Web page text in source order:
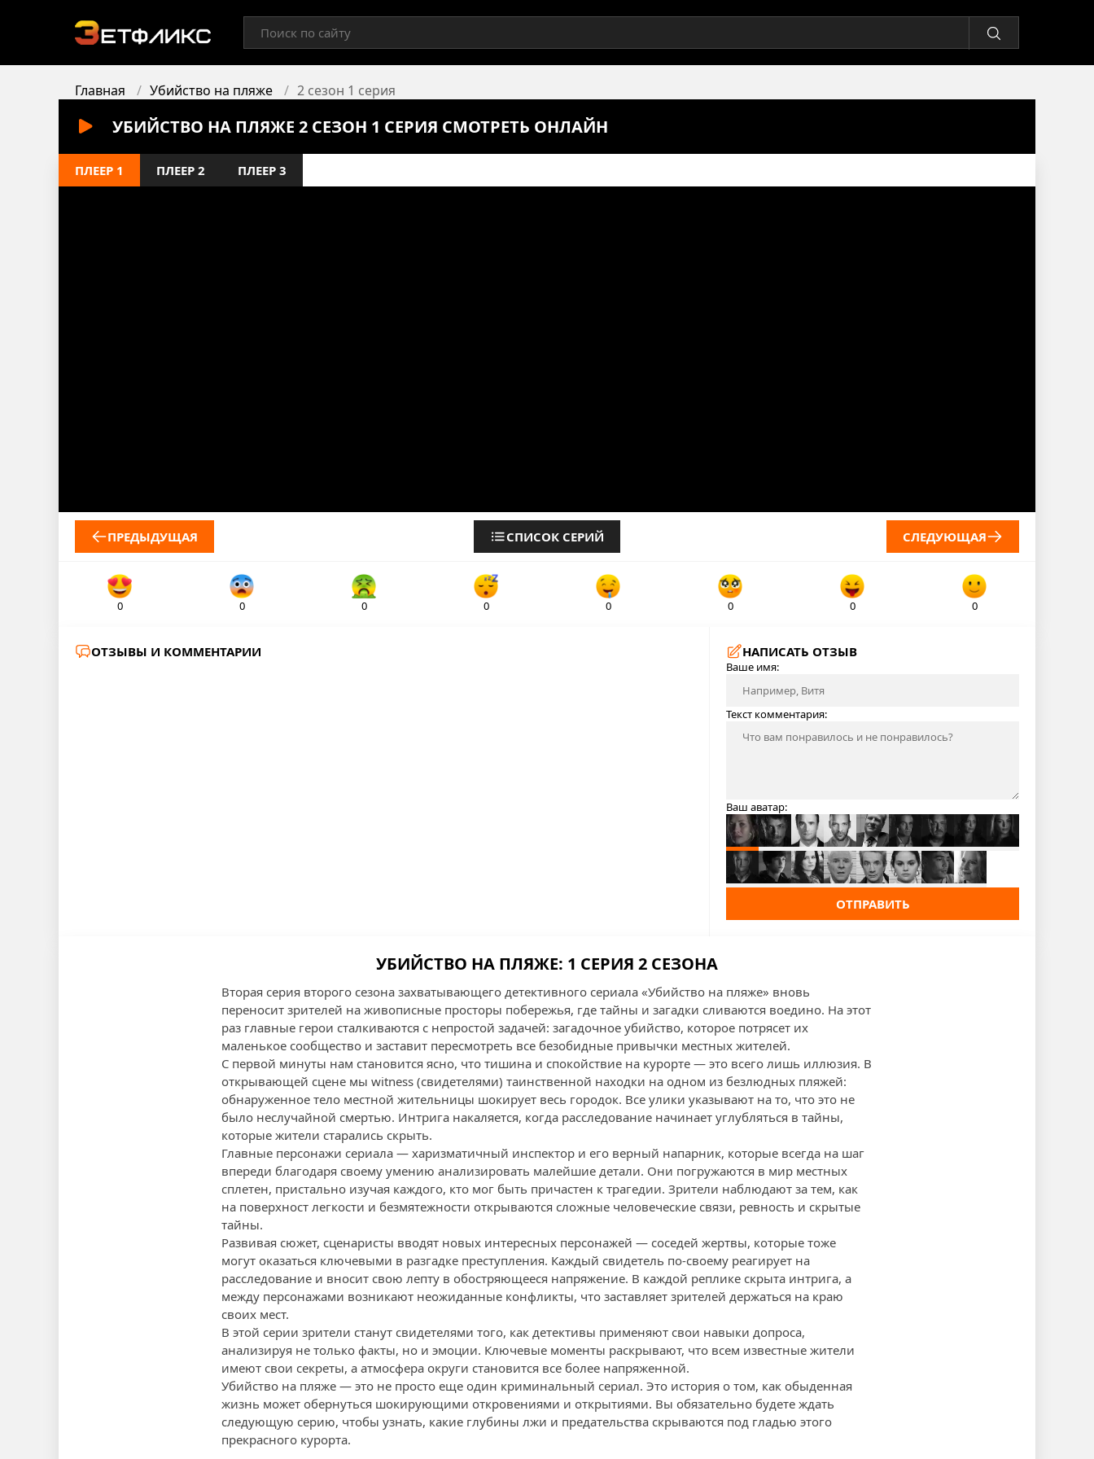
Главная Убийство на пляже 2 сезон 1 серия
УБИЙСТВО НА ПЛЯЖЕ 2 СЕЗОН 1 СЕРИЯ СМОТРЕТЬ ОНЛАЙН
ПЛЕЕР 1 ПЛЕЕР 2 ПЛЕЕР 3
ПРЕДЫДУЩАЯ СПИСОК СЕРИЙ СЛЕДУЮЩАЯ
0 0 0 0 0 0 0 0
ОТЗЫВЫ И КОММЕНТАРИИ НАПИСАТЬ ОТЗЫВ
Ваше имя:
Текст комментария:
Ваш аватар:
ОТПРАВИТЬ
УБИЙСТВО НА ПЛЯЖЕ: 1 СЕРИЯ 2 СЕЗОНА
Вторая серия второго сезона захватывающего детективного сериала «Убийство на пляже» вновь
переносит зрителей на живописные просторы побережья, где тайны и загадки сливаются воедино. На этот
раз главные герои сталкиваются с непростой задачей: загадочное убийство, которое потрясет их
маленькое сообщество и заставит пересмотреть все безобидные привычки местных жителей.
С первой минуты нам становится ясно, что тишина и спокойствие на курорте — это всего лишь иллюзия. В
открывающей сцене мы witness (свидетелями) таинственной находки на одном из безлюдных пляжей:
обнаруженное тело местной жительницы шокирует весь городок. Все улики указывают на то, что это не
было неслучайной смертью. Интрига накаляется, когда расследование начинает углубляться в тайны,
которые жители старались скрыть.
Главные персонажи сериала — харизматичный инспектор и его верный напарник, которые всегда на шаг
впереди благодаря своему умению анализировать малейшие детали. Они погружаются в мир местных
сплетен, пристально изучая каждого, кто мог быть причастен к трагедии. Зрители наблюдают за тем, как
на поверхност легкости и безмятежности открываются сложные человеческие связи, ревность и скрытые
тайны.
Развивая сюжет, сценаристы вводят новых интересных персонажей — соседей жертвы, которые тоже
могут оказаться ключевыми в разгадке преступления. Каждый свидетель по-своему реагирует на
расследование и вносит свою лепту в обостряющееся напряжение. В каждой реплике скрыта интрига, а
между персонажами возникают неожиданные конфликты, что заставляет зрителей держаться на краю
своих мест.
В этой серии зрители станут свидетелями того, как детективы применяют свои навыки допроса,
анализируя не только факты, но и эмоции. Ключевые моменты раскрывают, что всем известные жители
имеют свои секреты, а атмосфера округи становится все более напряженной.
Убийство на пляже — это не просто еще один криминальный сериал. Это история о том, как обыденная
жизнь может обернуться шокирующими откровениями и открытиями. Вы обязательно будете ждать
следующую серию, чтобы узнать, какие глубины лжи и предательства скрываются под гладью этого
прекрасного курорта.